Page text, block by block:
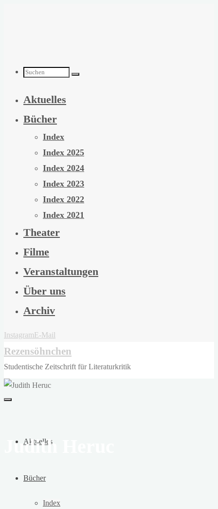
Suchen
nach:
Aktuelles
Bücher
Index
Index 2025
Index 2024
Index 2023
Index 2022
Index 2021
Theater
Filme
Veranstaltungen
Über uns
Archiv
InstagramE-Mail
Rezensöhnchen
Studentische Zeitschrift für Literaturkritik
Aktuelles
Bücher
Index
Judith Heruc